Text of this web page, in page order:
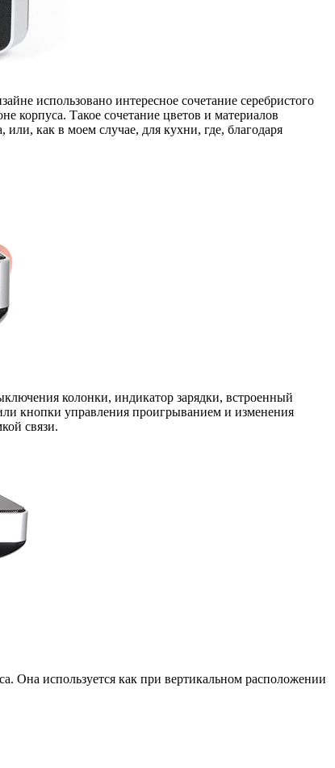
использовано интересное сочетание серебристого
корпуса. Такое сочетание цветов и материалов
как в моем случае, для кухни, где, благодаря
колонки, индикатор зарядки, встроенный
кнопки управления проигрыванием и изменения
связи.
Она используется как при вертикальном расположении